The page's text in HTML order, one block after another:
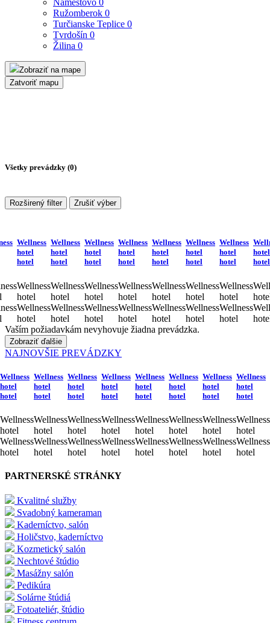
Námestovo 0
Ružomberok 0
Turčianske Teplice 0
Tvrdošín 0
Žilina 0
Zobraziť na mape
Zatvoriť mapu
Všetky prevádzky (0)
Rozširený filter Zrušiť výber
Wellness
hotel
hotel
Wellness
hotel
Wellness
hotel
Wellness
hotel
hotel
Wellness
hotel
Wellness
hotel
Wellness
hotel
hotel
Wellness
hotel
Wellness
hotel
Wellness
hotel
hotel
Wellness
hotel
Wellness
hotel
Wellness
hotel
hotel
Wellness
hotel
Wellness
hotel
Wellness
hotel
hotel
Wellness
hotel
Wellness
hotel
Wellness
hotel
hotel
Wellness
hotel
Wellness
hotel
hotel
hotel
Vaším požiadavkám nevyhovuje žiadna prevádzka.
Zobraziť ďalšie
NAJNOVŠIE PREVÁDZKY
Wellness
hotel
hotel
Wellness
hotel
Wellness
hotel
Wellness
hotel
hotel
Wellness
hotel
Wellness
hotel
Wellness
hotel
hotel
Wellness
hotel
Wellness
hotel
Wellness
hotel
hotel
Wellness
hotel
Wellness
hotel
Wellness
hotel
hotel
Wellness
hotel
Wellness
hotel
Wellness
hotel
hotel
Wellness
hotel
Wellness
hotel
Wellness
hotel
hotel
Wellness
hotel
Wellness
hotel
Wellness
hotel
hotel
Wellness
hotel
Wellness
hotel
PARTNERSKÉ STRÁNKY
Kvalitné služby
Svadobný kameraman
Kaderníctvo, salón
Holičstvo, kaderníctvo
Kozmetický salón
Nechtové štúdio
Masážny salón
Pedikúra
Solárne štúdiá
Fotoateliér, štúdio